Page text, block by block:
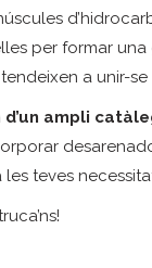
per formar
a unir-
ampli
teves